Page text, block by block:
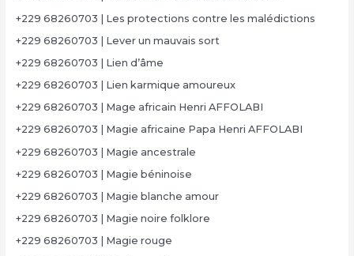
+229 68260703 | Les protections contre les malédictions
+229 68260703 | Lever un mauvais sort
+229 68260703 | Lien d’âme
+229 68260703 | Lien karmique amoureux
+229 68260703 | Mage africain Henri AFFOLABI
+229 68260703 | Magie africaine Papa Henri AFFOLABI
+229 68260703 | Magie ancestrale
+229 68260703 | Magie béninoise
+229 68260703 | Magie blanche amour
+229 68260703 | Magie noire folklore
+229 68260703 | Magie rouge